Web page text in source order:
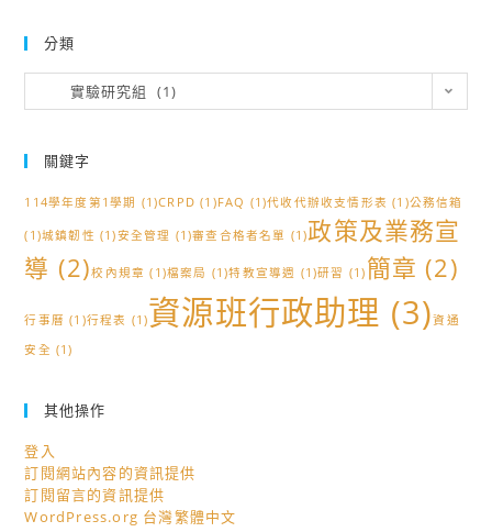
分類
類
實驗研究組 (1)
關鍵字
114學年度第1學期 (1)CRPD (1)FAQ (1)代收代辦收支情形表 (1)公務信箱
(1)城鎮韌性 (1)安全管理 (1)審查合格者名單 (1)政策及業務宣
導 (2)校內規章 (1)檔案局 (1)特教宣導週 (1)研習 (1) 簡章 (2)
行事曆 (1)行程表 (1)資源班行政助理 (3)資通
安全 (1)
其他操作
登入
訂閱網站內容的資訊提供
訂閱留言的資訊提供
WordPress.org 台灣繁體中文